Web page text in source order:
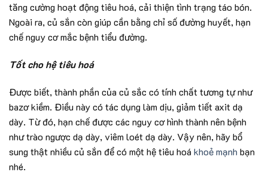
tăng cường hoạt động tiêu hoá, cải thiện tình trạng táo bón.
Ngoài ra, củ sắn còn giúp cần bằng chỉ số đường huyết, hạn
chế nguy cơ mắc bệnh tiểu đường.
Tốt cho hệ tiêu hoá
Được biết, thành phần của củ sắc có tính chất tương tự như
bazơ kiềm. Điều này có tác dụng làm dịu, giảm tiết axit dạ
dày. Từ đó, hạn chế được các nguy cơ hình thành nên bệnh
như trào ngược dạ dày, viêm loét dạ dày. Vậy nên, hãy bổ
sung thật nhiều củ sắn để có một hệ tiêu hoá khoẻ mạnh bạn
nhé.